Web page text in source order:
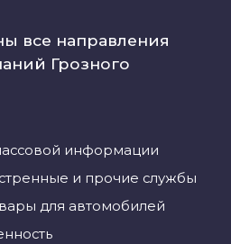
все направления
Грозного
информации
и прочие службы
для автомобилей